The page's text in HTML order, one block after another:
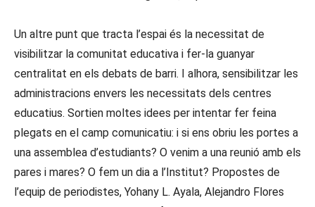
Un altre punt que tracta l’espai és la necessitat de
visibilitzar la comunitat educativa i fer-la guanyar
centralitat en els debats de barri. I alhora, sensibilitzar les
administracions envers les necessitats dels centres
educatius. Sortien moltes idees per intentar fer feina
plegats en el camp comunicatiu: i si ens obriu les portes a
una assemblea d’estudiants? O venim a una reunió amb els
pares i mares? O fem un dia a l’Institut? Propostes de
l’equip de periodistes, Yohany L. Ayala, Alejandro Flores